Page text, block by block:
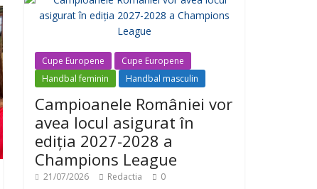
Cupe Europene
Cupe Europene
Handbal feminin
Handbal masculin
Campioanele României vor
avea locul asigurat în
ediția 2027-2028 a
Champions League
21/07/2026 Redactia 0